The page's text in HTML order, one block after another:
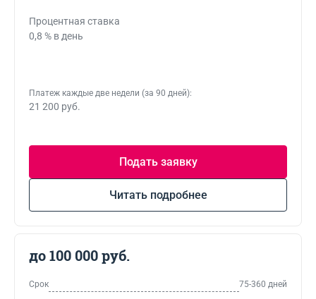
Процентная ставка
0,8 % в день
Платеж каждые две недели (за 90 дней):
21 200 руб.
Подать заявку
Читать подробнее
до 100 000 руб.
Срок 75-360 дней